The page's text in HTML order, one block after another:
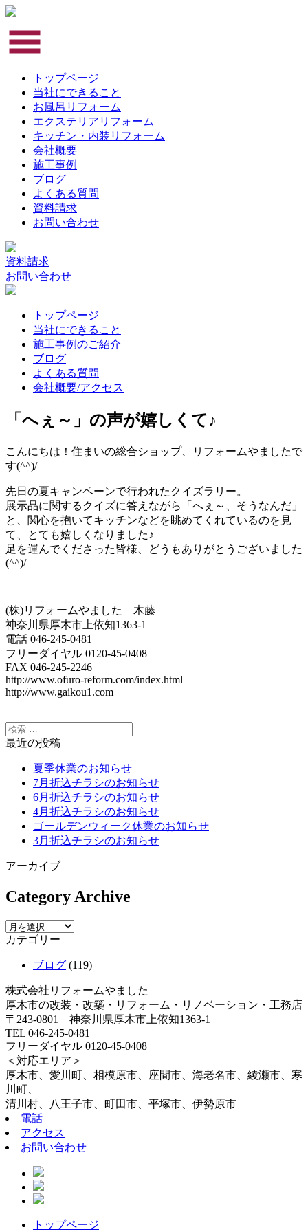
トップページ
当社にできること
お風呂リフォーム
エクステリアリフォーム
キッチン・内装リフォーム
会社概要
施工事例
ブログ
よくある質問
資料請求
お問い合わせ
資料請求
お問い合わせ
トップページ
当社にできること
施工事例のご紹介
ブログ
よくある質問
会社概要/アクセス
「へぇ～」の声が嬉しくて♪
こんにちは！住まいの総合ショップ、リフォームやましたで
す(^^)/
先日の夏キャンペーンで行われたクイズラリー。
展示品に関するクイズに答えながら「へぇ～、そうなんだ」
と、関心を抱いてキッチンなどを眺めてくれているのを見
て、とても嬉しくなりました♪
足を運んでくださった皆様、どうもありがとうございました
(^^)/
(株)リフォームやました 木藤
神奈川県厚木市上依知1363-1
電話 046-245-0481
フリーダイヤル 0120-45-0408
FAX 046-245-2246
http://www.ofuro-reform.com/index.html
http://www.gaikou1.com
最近の投稿
夏季休業のお知らせ
7月折込チラシのお知らせ
6月折込チラシのお知らせ
4月折込チラシのお知らせ
ゴールデンウィーク休業のお知らせ
3月折込チラシのお知らせ
アーカイブ
Category Archive
カテゴリー
ブログ (119)
株式会社リフォームやました
厚木市の改装・改築・リフォーム・リノベーション・工務店
〒243-0801 神奈川県厚木市上依知1363-1
TEL 046-245-0481
フリーダイヤル 0120-45-0408
＜対応エリア＞
厚木市、愛川町、相模原市、座間市、海老名市、綾瀬市、寒
川町、
清川村、八王子市、町田市、平塚市、伊勢原市
電話
アクセス
お問い合わせ
トップページ